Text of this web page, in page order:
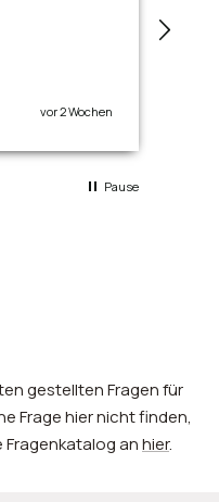
vor 2 Wochen
Pause
gestellten Fragen für
Frage hier nicht finden,
anhier.